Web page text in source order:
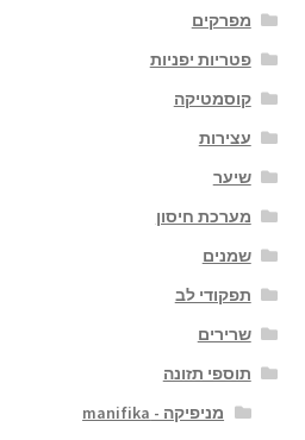
מפרקים
פטריות יפניות
קוסמטיקה
עצירות
שיער
מערכת חיסון
שמנים
תפקודי לב
שרירים
תוספי תזונה
מניפיקה - manifika